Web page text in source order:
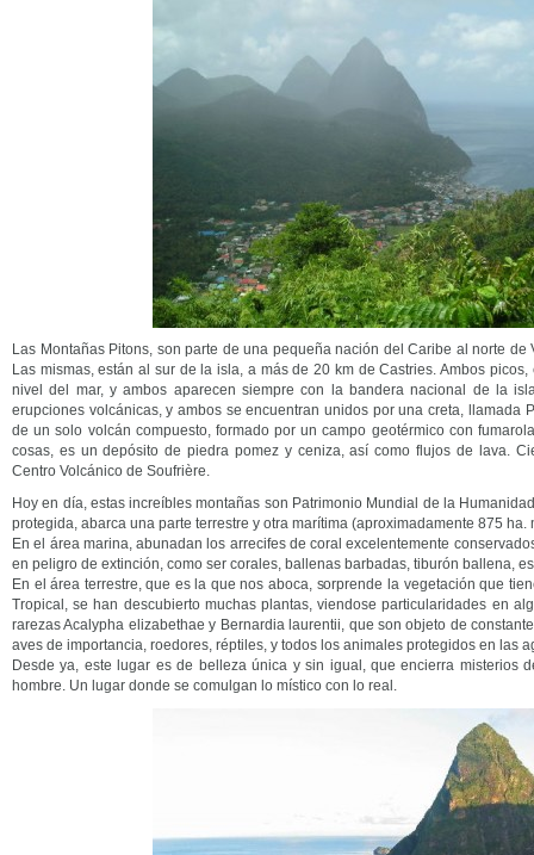
Las Montañas Pitons, son parte de una pequeña nación del Caribe al norte
Las mismas, están al sur de la isla, a más de 20 km de Castries. Ambos
nivel del mar, y ambos aparecen siempre con la bandera nacional de la
erupciones volcánicas, y ambos se encuentran unidos por una creta, llamada
de un solo volcán compuesto, formado por un campo geotérmico con
cosas, es un depósito de piedra pomez y ceniza, así como flujos de lava.
Centro Volcánico de Soufrière.
Hoy en día, estas increíbles montañas son Patrimonio Mundial de la
protegida, abarca una parte terrestre y otra marítima (aproximadamente 875 ha.
En el área marina, abunadan los arrecifes de coral excelentemente
en peligro de extinción, como ser corales, ballenas barbadas, tiburón ballena,
En el área terrestre, que es la que nos aboca, sorprende la vegetación que
Tropical, se han descubierto muchas plantas, viendose particularidades en
rarezas Acalypha elizabethae y Bernardia laurentii, que son objeto de
aves de importancia, roedores, réptiles, y todos los animales protegidos en las
Desde ya, este lugar es de belleza única y sin igual, que encierra misterios
hombre. Un lugar donde se comulgan lo místico con lo real.